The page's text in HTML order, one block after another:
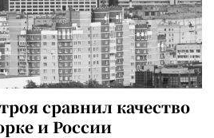
сравнил качество
и России